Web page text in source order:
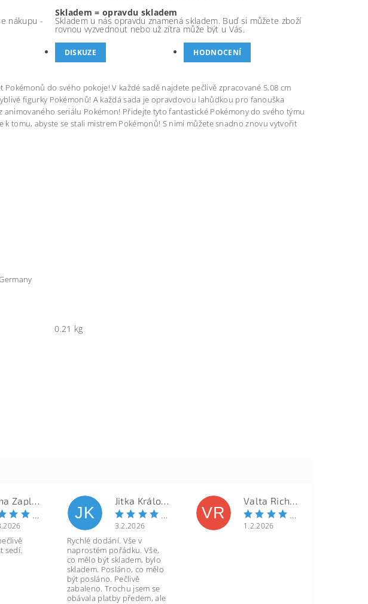
nákupu -
Skladem = opravdu skladem
Skladem u nás opravdu znamená skladem. Buď si můžete zboží
rovnou vyzvednout nebo už zítra může být u Vás.
DISKUZE HODNOCENÍ
do svého pokoje! V každé sadě najdete pečlivě zpracované 5,08 cm
figurky Pokémonů! A každá sada je opravdovou lahůdkou pro fanouška
seriálu Pokémon! Přidejte tyto fantastické Pokémony do svého týmu
k tomu, abyste se stali mistrem Pokémonů! S nimi můžete snadno znovu vytvořit
0.21 kg
Jiřina Zapletalová
sedí.
JK
Jitka Královcová
3.2.2026
Rychlé dodání. Vše v
naprostém pořádku. Vše,
co mělo být skladem, bylo
skladem. Posláno, co mělo
být posláno. Pečlivě
zabaleno. Trochu jsem se
obávala platby předem, ale
VR
Valta Richard
1.2.2026